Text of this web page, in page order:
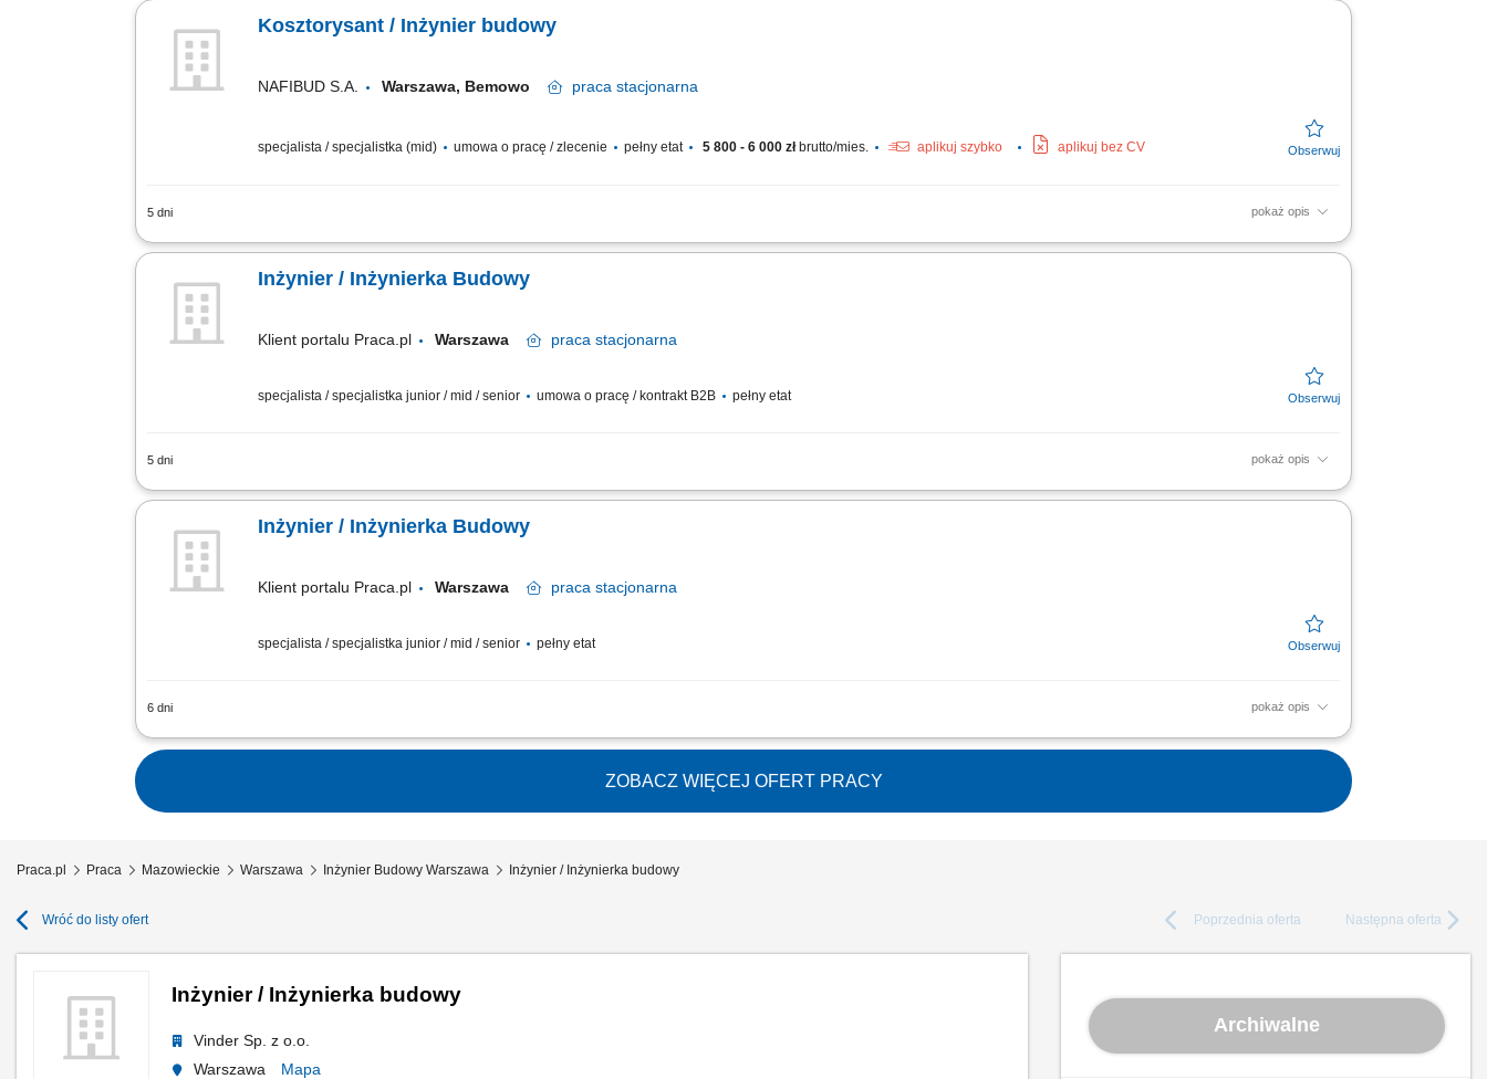
Kosztorysant / Inżynier budowy
NAFIBUD S.A. Warszawa, Bemowo praca stacjonarna
specjalista / specjalistka (mid) umowa o pracę / zlecenie pełny etat 5 800 - 6 000 złbrutto/mies. aplikuj szybko aplikuj bez CV
5 dni pokaż opis
Zakres obowiązków: kompleksowe przygotowanie ofert przetargowych inwestycji budowlanych; analiza dokumentacji ofertowo-projektowej; sporządzanie przedmiaru
Inżynier / Inżynierka Budowy
Klient portalu Praca.pl Warszawa praca stacjonarna
specjalista / specjalistka junior / mid / senior umowa o pracę / kontrakt B2B pełny etat
5 dni pokaż opis
wsparcie Kierownika Budowy w bieżącej realizacji inwestycji budowlanych analiza dokumentacji technicznej oraz kontrola zgodności prowadzonych prac z projektem;
Inżynier / Inżynierka Budowy
Klient portalu Praca.pl Warszawa praca stacjonarna
specjalista / specjalistka junior / mid / senior pełny etat
6 dni pokaż opis
Ścisła współpraca operacyjna z Kierownikiem Kontraktu w zakresie koordynowania codziennych prac budowlanych. Monitorowanie terminowości realizowanych robót
ZOBACZ WIĘCEJ OFERT PRACY
Praca.pl Praca Mazowieckie Warszawa Inżynier Budowy Warszawa Inżynier / Inżynierka budowy
Wróć do listy ofert Poprzednia oferta Następna oferta
Inżynier / Inżynierka budowy
Vinder Sp. z o.o.
Warszawa
Mapa
Archiwalne